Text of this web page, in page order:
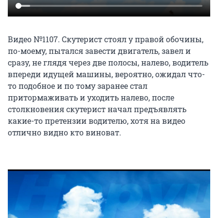
Видео №1107. Скутерист стоял у правой обочины,
по-моему, пытался завести двигатель, завел и
сразу, не глядя через две полосы, налево, водитель
впереди идущей машины, вероятно, ожидал что-
то подобное и по тому заранее стал
притормаживать и уходить налево, после
столкновения скутерист начал предъявлять
какие-то претензии водителю, хотя на видео
отлично видно кто виноват.